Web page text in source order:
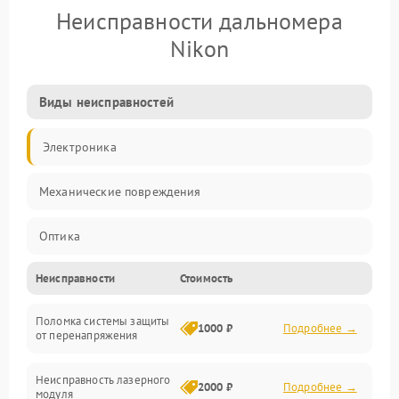
Неисправности дальномера
Nikon
Виды неисправностей
Электроника
Механические повреждения
Оптика
Неисправности Стоимость
Поломка системы защиты
от перенапряжения
1000 ₽ Подробнее →
Неисправность лазерного
модуля
2000 ₽ Подробнее →